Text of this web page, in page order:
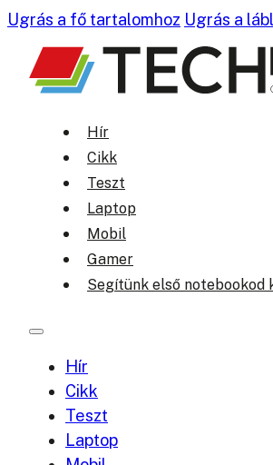
Ugrás a fő tartalomhoz Ugrás a
Hír
Cikk
Teszt
Laptop
Mobil
Gamer
Segítünk első notebookod
Hír
Cikk
Teszt
Laptop